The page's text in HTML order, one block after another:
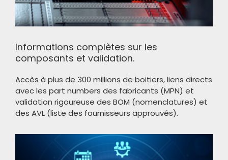
Informations complètes sur les
composants et validation.
Accès à plus de 300 millions de boitiers, liens directs
avec les part numbers des fabricants (MPN) et
validation rigoureuse des BOM (nomenclatures) et
des AVL (liste des fournisseurs approuvés).